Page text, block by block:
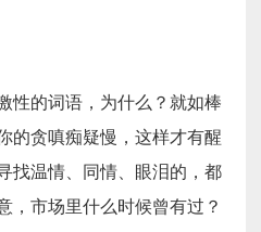
性的词语，为什么？就如棒
的贪嗔痴疑慢，这样才有醒
找温情、同情、眼泪的，都
，市场里什么时候曾有过？